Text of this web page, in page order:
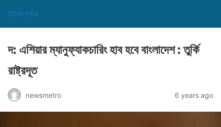
নিউজমেট্রো
দ: এশিয়ার ম্যানুফ্যাকচারিং হাব হবে বাংলাদেশ : তুর্কি
রাষ্ট্রদূত
newsmetro 6 years ago